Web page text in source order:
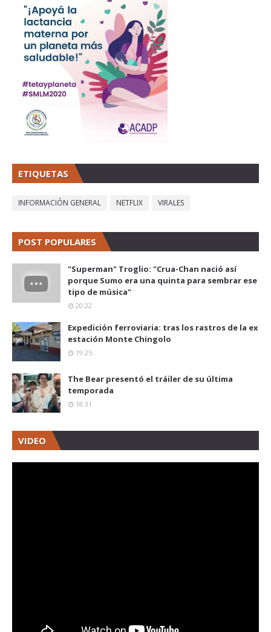
ETIQUETAS
INFORMACIÓN GENERAL NETFLIX VIRALES
POST POPULARES
"Superman" Troglio: "Crua-Chan nació así
porque Sumo era una quinta para sembrar ese
tipo de música"
20:22
Expedición ferroviaria: tras los rastros de la ex
estación Monte Chingolo
19:25
The Bear presentó el tráiler de su última
temporada
18:31
VIDEO